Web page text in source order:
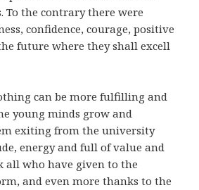
To the contrary there were
confidence, courage, positive
future where they shall excell
can be more fulfilling and
young minds grow and
exiting from the university
energy and full of value and
all who have given to the
and even more thanks to the